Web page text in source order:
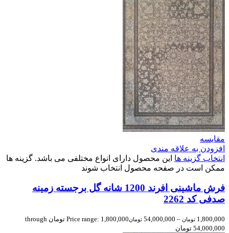
مقایسه
افزودن به علاقه مندی
انتخاب گزینه ها این محصول دارای انواع مختلفی می باشد. گزینه ها
ممکن است در صفحه محصول انتخاب شوند
فرش ماشینی افرند 1200 شانه گل برجسته زمینه
صدفی کد 2262
1,800,000 تومان –
54,000,000 تومان
Price range: 1,800,000 تومان through
54,000,000 تومان